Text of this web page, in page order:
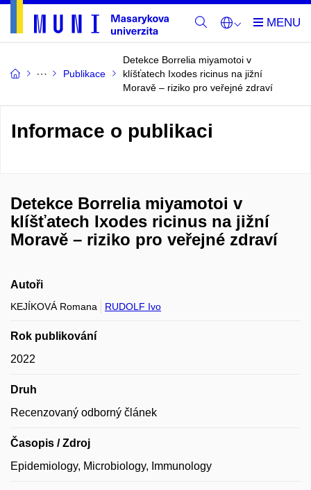
Publikace
Detekce Borrelia miyamotoi v
klíšťatech Ixodes ricinus na jižní
Moravě – riziko pro veřejné zdraví
Informace o publikaci
Detekce Borrelia miyamotoi v
klíšťatech Ixodes ricinus na jižní
Moravě – riziko pro veřejné zdraví
Autoři
KEJÍKOVÁ Romana RUDOLF Ivo
Rok publikování
2022
Druh
Recenzovaný odborný článek
Časopis / Zdroj
Epidemiology, Microbiology, Immunology